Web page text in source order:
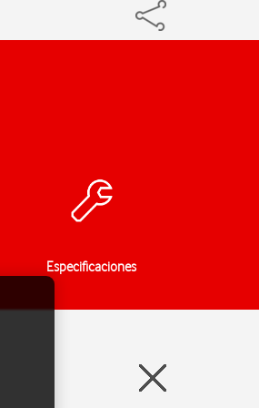
Especificaciones